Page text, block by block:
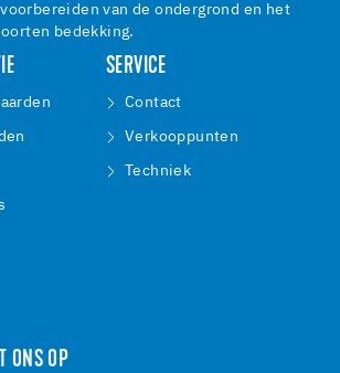
van de ondergrond en het
bedekking.
SERVICE
Contact
Verkooppunten
Techniek
ONS OP